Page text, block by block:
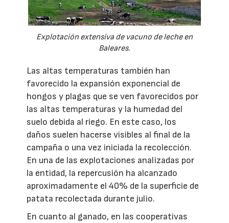
Explotación extensiva de vacuno de leche en
Baleares.
Las altas temperaturas también han
favorecido la expansión exponencial de
hongos y plagas que se ven favorecidos por
las altas temperaturas y la humedad del
suelo debida al riego. En este caso, los
daños suelen hacerse visibles al final de la
campaña o una vez iniciada la recolección.
En una de las explotaciones analizadas por
la entidad, la repercusión ha alcanzado
aproximadamente el 40% de la superficie de
patata recolectada durante julio.
En cuanto al ganado, en las cooperativas